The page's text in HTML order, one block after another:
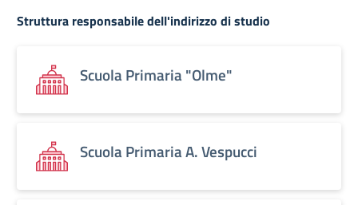
Struttura responsabile dell'indirizzo di studio
Scuola Primaria "Olme"
Scuola Primaria A. Vespucci